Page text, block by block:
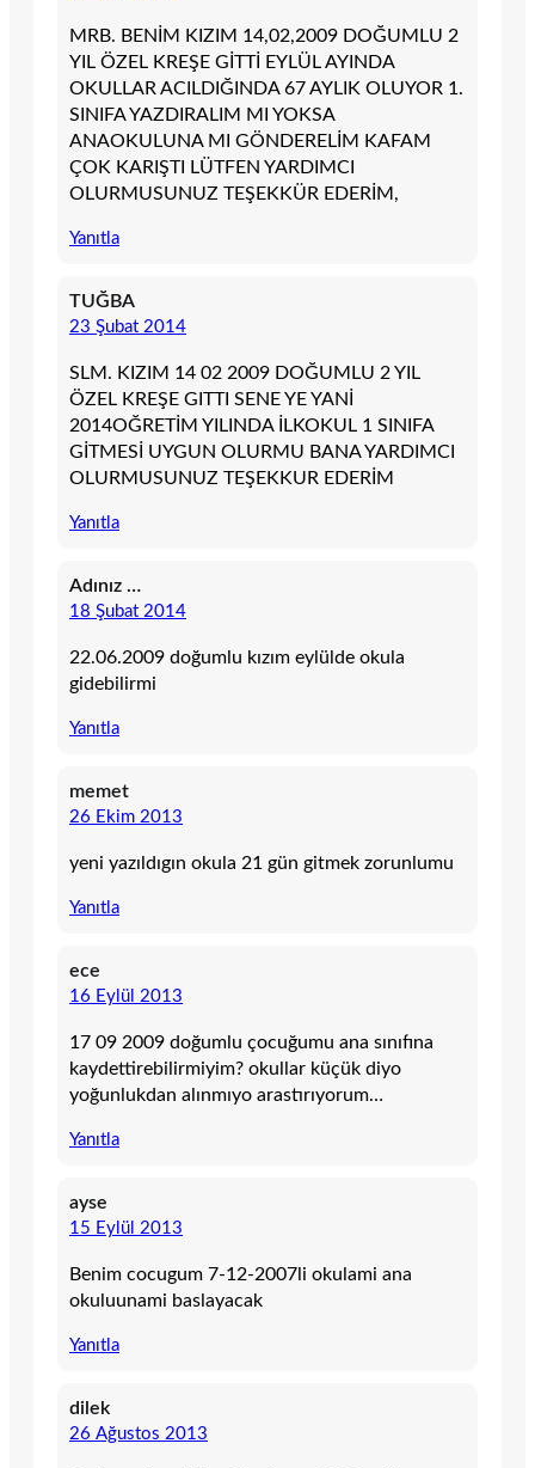
MRB. BENİM KIZIM 14,02,2009 DOĞUMLU 2
YIL ÖZEL KREŞE GİTTİ EYLÜL AYINDA
OKULLAR ACILDIĞINDA 67 AYLIK OLUYOR 1.
SINIFA YAZDIRALIM MI YOKSA
ANAOKULUNA MI GÖNDERELİM KAFAM
ÇOK KARIŞTI LÜTFEN YARDIMCI
OLURMUSUNUZ TEŞEKKÜR EDERİM,
Yanıtla
TUĞBA
23 Şubat 2014
SLM. KIZIM 14 02 2009 DOĞUMLU 2 YIL
ÖZEL KREŞE GITTI SENE YE YANİ
2014OĞRETİM YILINDA İLKOKUL 1 SINIFA
GİTMESİ UYGUN OLURMU BANA YARDIMCI
OLURMUSUNUZ TEŞEKKUR EDERİM
Yanıtla
Adınız …
18 Şubat 2014
22.06.2009 doğumlu kızım eylülde okula
gidebilirmi
Yanıtla
memet
26 Ekim 2013
yeni yazıldıgın okula 21 gün gitmek zorunlumu
Yanıtla
ece
16 Eylül 2013
17 09 2009 doğumlu çocuğumu ana sınıfına
kaydettirebilirmiyim? okullar küçük diyo
yoğunlukdan alınmıyo arastırıyorum…
Yanıtla
ayse
15 Eylül 2013
Benim cocugum 7-12-2007li okulami ana
okuluunami baslayacak
Yanıtla
dilek
26 Ağustos 2013